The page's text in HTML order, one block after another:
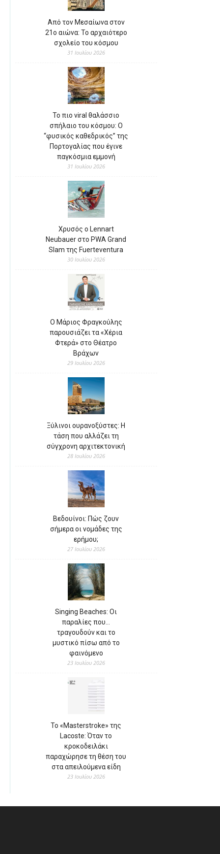
Από τον Μεσαίωνα στον
21ο αιώνα: Το αρχαιότερο
σχολείο του κόσμου
31 Ιουλίου 2026
Το πιο viral θαλάσσιο
σπήλαιο του κόσμου: Ο
“φυσικός καθεδρικός” της
Πορτογαλίας που έγινε
παγκόσμια εμμονή
31 Ιουλίου 2026
Χρυσός ο Lennart
Neubauer στο PWA Grand
Slam της Fuerteventura
30 Ιουλίου 2026
Ο Μάριος Φραγκούλης
παρουσιάζει τα «Χέρια
Φτερά» στο Θέατρο
Βράχων
29 Ιουλίου 2026
Ξύλινοι ουρανοξύστες: Η
τάση που αλλάζει τη
σύγχρονη αρχιτεκτονική
28 Ιουλίου 2026
Βεδουίνοι: Πώς ζουν
σήμερα οι νομάδες της
ερήμου;
27 Ιουλίου 2026
Singing Beaches: Οι
παραλίες που…
τραγουδούν και το
μυστικό πίσω από το
φαινόμενο
23 Ιουλίου 2026
Το «Masterstroke» της
Lacoste: Όταν το
κροκοδειλάκι
παραχώρησε τη θέση του
στα απειλούμενα είδη
23 Ιουλίου 2026